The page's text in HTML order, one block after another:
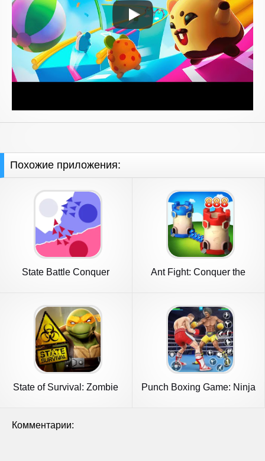
Похожие приложения:
State Battle Conquer
Ant Fight: Conquer the
State of Survival: Zombie
Punch Boxing Game: Ninja
Комментарии: